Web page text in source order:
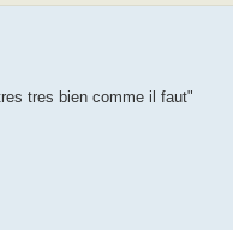
tres bien comme il faut"